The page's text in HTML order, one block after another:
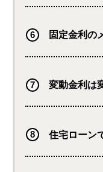
固定金利の
変動金利は
住宅ローン